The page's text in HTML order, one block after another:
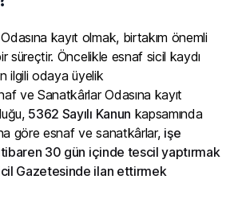
kayıt olmak, birtakım önemli
süreçtir. Öncelikle esnaf sicil kaydı
ilgili odaya üyelik
ve Sanatkârlar Odasına kayıt
5362 Sayılı Kanun kapsamında
göre esnaf ve sanatkârlar, işe
30 gün içinde tescil yaptırmak
Gazetesinde ilan ettirmek